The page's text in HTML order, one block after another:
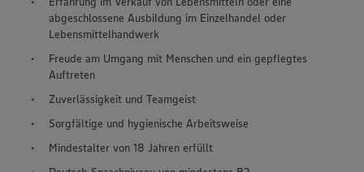
abgeschlossene Ausbildung im Einzelhandel oder
Lebensmittelhandwerk
Freude am Umgang mit Menschen und ein gepflegtes
Auftreten
Zuverlässigkeit und Teamgeist
Sorgfältige und hygienische Arbeitsweise
Mindestalter von 18 Jahren erfüllt